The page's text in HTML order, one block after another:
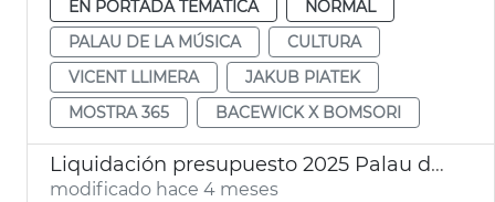
EN PORTADA TEMÁTICA
NORMAL
PALAU DE LA MÚSICA
CULTURA
VICENT LLIMERA
JAKUB PIATEK
MOSTRA 365
BACEWICK X BOMSORI
Liquidación presupuesto 2025 Palau de la Música València
modificado hace 4 meses